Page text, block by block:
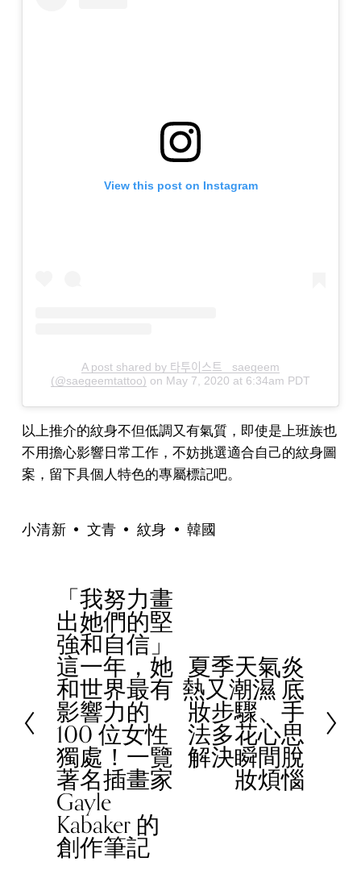
View this post on Instagram
A post shared by 타투이스트_ saegeem
(@saegeemtattoo) on May 7, 2020 at 6:34am PDT
以上推介的紋身不但低調又有氣質，即使是上班族也
不用擔心影響日常工作，不妨挑選適合自己的紋身圖
案，留下具個人特色的專屬標記吧。
小清新 文青 紋身 韓國
r
e
v
i
o
u
s
「我努力畫
出她們的堅
強和自信」
這一年，她
和世界最有
影響力的
100 位女性
獨處！一覽
著名插畫家
Gayle
Kabaker 的
創作筆記
e
夏季天氣炎
熱又潮濕 底
妝步驟、手
法多花心思
解決瞬間脫
妝煩惱